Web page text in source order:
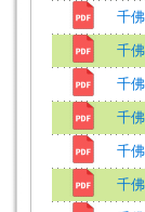
千
千
千
千
千
千